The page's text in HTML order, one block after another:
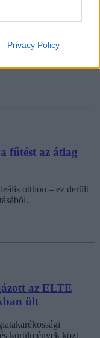
Privacy Policy
épületből
iskola
fűtést az átlag
otthon – ez derült
az ELTE
ült
körülmények közt